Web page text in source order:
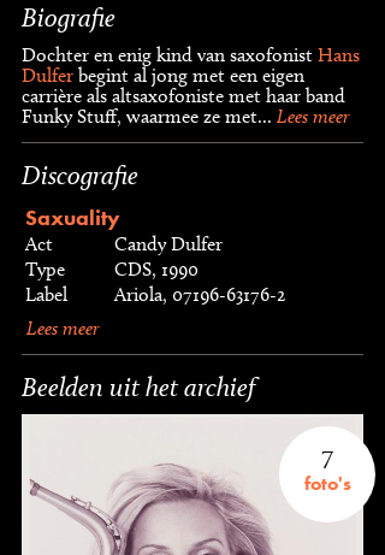
Biografie
Dochter en enig kind van saxofonist Hans
Dulfer begint al jong met een eigen
carrière als altsaxofoniste met haar band
Funky Stuff, waarmee ze met... Lees meer
Discografie
Saxuality
Act
Candy Dulfer
Type
CDS, 1990
Label
Ariola, 07196-63176-2
Lees meer
Beelden uit het archief
7
foto's